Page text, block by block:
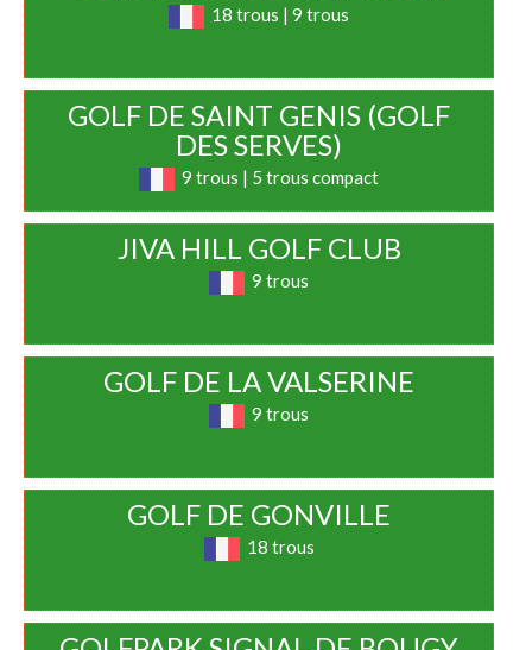
18 trous | 9 trous
GOLF DE SAINT GENIS (GOLF
DES SERVES)
9 trous | 5 trous compact
JIVA HILL GOLF CLUB
9 trous
GOLF DE LA VALSERINE
9 trous
GOLF DE GONVILLE
18 trous